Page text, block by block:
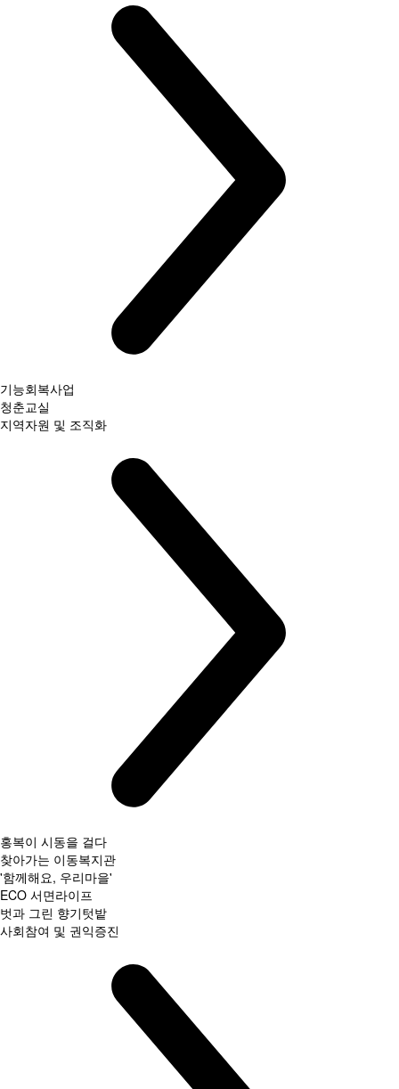
기능회복사업
청춘교실
지역자원 및 조직화
홍복이 시동을 걸다
찾아가는 이동복지관
'함께해요, 우리마을'
ECO 서면라이프
벗과 그린 향기텃밭
사회참여 및 권익증진